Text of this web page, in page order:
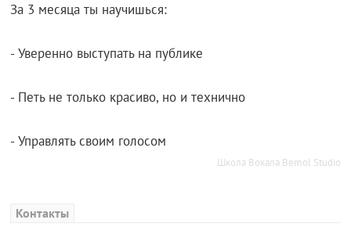
За 3 месяца ты научишься:
- Уверенно выступать на публике
- Петь не только красиво, но и технично
- Управлять своим голосом
Школа Вокала Bemol Studio
Контакты